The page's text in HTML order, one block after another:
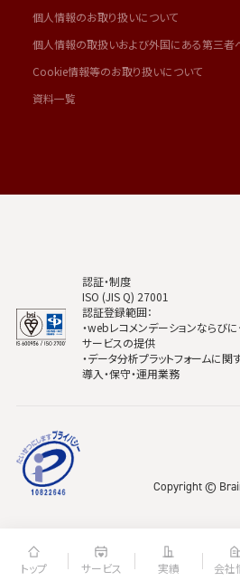
トップ サービス 実績 会社
個人情報のお取り扱いについて
個人情報の取扱いおよび外国にある第三
Cookie情報等のお取り扱いについて
資料一覧
認証・制度
ISO (JIS Q) 27001
認証登録範囲：
・webレコメンデーションならび
サービスの提供
・データ分析プラットフォームに
導入・保守・運用業務
Copyright ©